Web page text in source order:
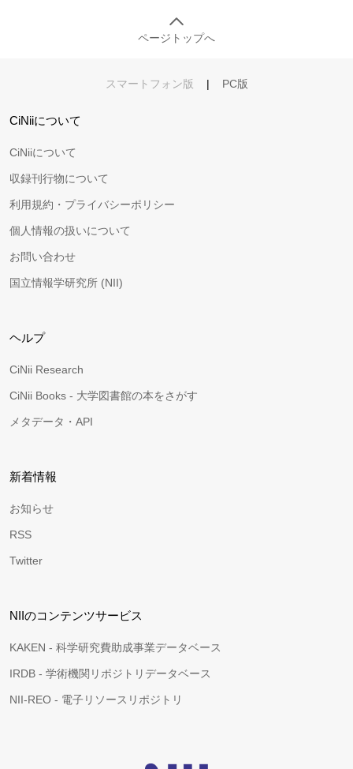
ページトップへ
スマートフォン版 | PC版
CiNiiについて
CiNiiについて
収録刊行物について
利用規約・プライバシーポリシー
個人情報の扱いについて
お問い合わせ
国立情報学研究所 (NII)
ヘルプ
CiNii Research
CiNii Books - 大学図書館の本をさがす
メタデータ・API
新着情報
お知らせ
RSS
Twitter
NIIのコンテンツサービス
KAKEN - 科学研究費助成事業データベース
IRDB - 学術機関リポジトリデータベース
NII-REO - 電子リソースリポジトリ